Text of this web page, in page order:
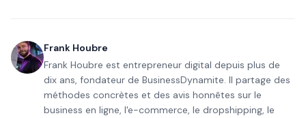
Frank Houbre
Frank Houbre est entrepreneur digital depuis plus de
dix ans, fondateur de BusinessDynamite. Il partage des
méthodes concrètes et des avis honnêtes sur le
business en ligne, l'e-commerce, le dropshipping, le